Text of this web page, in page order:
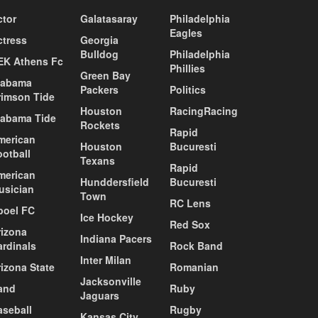
Athens Fc
Tide
Tide
FC
State
Galatasaray
Georgia
Bulldog
Green Bay
Packers
Houston
Rockets
Houston
Texans
Hunddersfield
Town
Ice Hockey
Indiana Pacers
Inter Milan
Jacksonville
Jaguars
Philadelphia
Eagles
Philadelphia
Phillies
Politics
RacingRacing
Rapid
Bucuresti
Rapid
Bucuresti
RC Lens
Red Sox
Rock Band
Romanian
Ruby
Rugby